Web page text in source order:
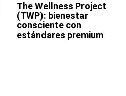
The Wellness Project
(TWP): bienestar
consciente con
estándares premium